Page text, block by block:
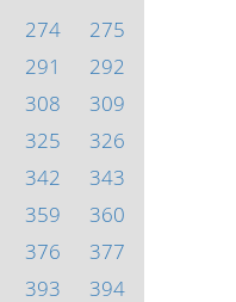
274
275
291
292
308
309
325
326
342
343
359
360
376
377
393
394